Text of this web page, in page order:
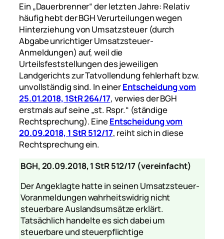
Ein „Dauerbrenner“ der letzten Jahre: Relativ
häufig hebt der BGH Verurteilungen wegen
Hinterziehung von Umsatzsteuer (durch
Abgabe unrichtiger Umsatzsteuer-
Anmeldungen) auf, weil die
Urteilsfeststellungen des jeweiligen
Landgerichts zur Tatvollendung fehlerhaft bzw.
unvollständig sind. In einerEntscheidung vom
25.01.2018, 1StR 264/17, verwies der BGH
erstmals auf seine „st. Rspr.“ (ständige
Rechtsprechung). EineEntscheidung vom
20.09.2018, 1 StR 512/17, reiht sich in diese
Rechtsprechung ein.
BGH, 20.09.2018, 1 StR 512/17 (vereinfacht)
Der Angeklagte hatte in seinen Umsatzsteuer-
Voranmeldungen wahrheitswidrig nicht
steuerbare Auslandsumsätze erklärt.
Tatsächlich handelte es sich dabei um
steuerbare und steuerpflichtige